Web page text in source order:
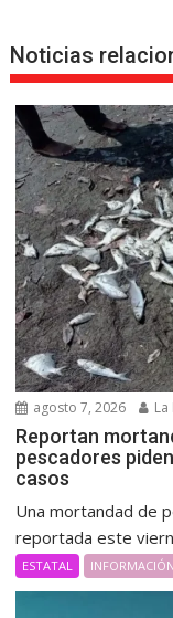
Noticias
agosto 7, 2026
Reportan
pescadores
casos
Una mortandad de
reportada este
ESTATAL